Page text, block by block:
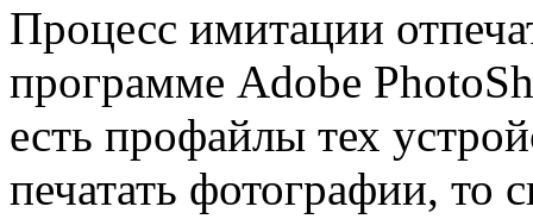
Процесс имитации
программе Adobe
есть профайлы тех
печатать фотографии, то